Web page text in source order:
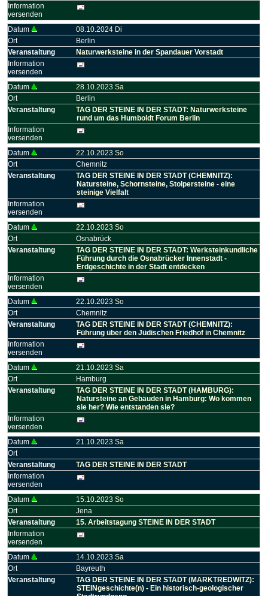
Information
versenden
Datum
08.10.2024 Di
Ort
Berlin
Veranstaltung
Naturwerksteine in der Spandauer Vorstadt
Information
versenden
Datum
28.10.2023 Sa
Ort
Berlin
Veranstaltung
TAG DER STEINE IN DER STADT: Naturwerksteine
rund um das Humboldt Forum Berlin
Information
versenden
Datum
22.10.2023 So
Ort
Chemnitz
Veranstaltung
TAG DER STEINE IN DER STADT (CHEMNITZ):
Natursteine, Schornsteine, Stolpersteine - eine
steinige Vielfalt
Information
versenden
Datum
22.10.2023 So
Ort
Osnabrück
Veranstaltung
TAG DER STEINE IN DER STADT: Werksteinkundliche
Führung durch die Osnabrücker Innenstadt -
Erdgeschichte in der Stadt entdecken
Information
versenden
Datum
22.10.2023 So
Ort
Chemnitz
Veranstaltung
TAG DER STEINE IN DER STADT (CHEMNITZ):
Führung über den Jüdischen Friedhof in Chemnitz
Information
versenden
Datum
21.10.2023 Sa
Ort
Hamburg
Veranstaltung
TAG DER STEINE IN DER STADT (HAMBURG):
Natursteine an Gebäuden in Hamburg: Wo kommen
sie her? Wie entstanden sie?
Information
versenden
Datum
21.10.2023 Sa
Ort
Veranstaltung
TAG DER STEINE IN DER STADT
Information
versenden
Datum
15.10.2023 So
Ort
Jena
Veranstaltung
15. Arbeitstagung STEINE IN DER STADT
Information
versenden
Datum
14.10.2023 Sa
Ort
Bayreuth
Veranstaltung
TAG DER STEINE IN DER STADT (MARKTREDWITZ):
STEINgeschichte(n) - Ein historisch-geologischer